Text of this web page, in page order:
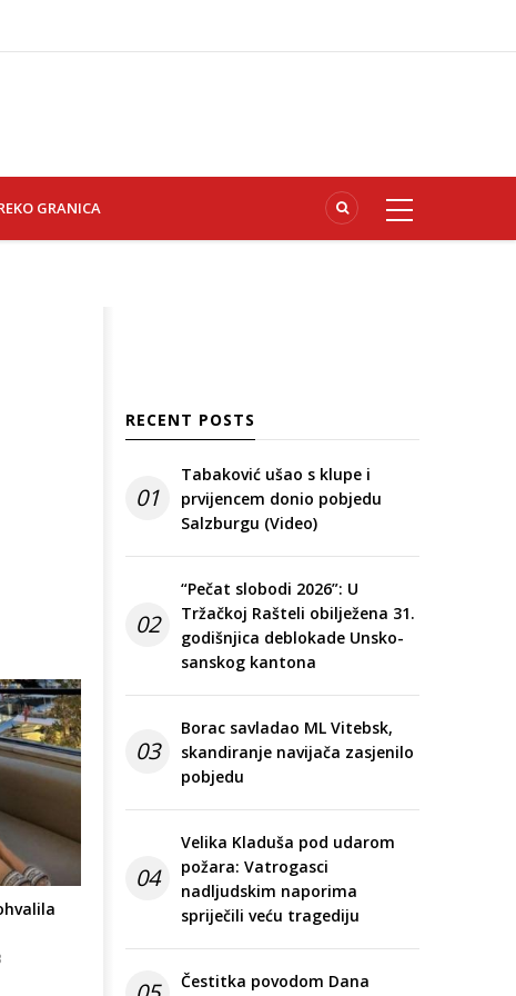
GRANICA
RECENT POSTS
01
Tabaković ušao s klupe i
prvijencem donio pobjedu
Salzburgu (Video)
02
“Pečat slobodi 2026”: U
Tržačkoj Rašteli obilježena 31.
godišnjica deblokade Unsko-
sanskog kantona
03
Borac savladao ML Vitebsk,
skandiranje navijača zasjenilo
pobjedu
04
Velika Kladuša pod udarom
požara: Vatrogasci
nadljudskim naporima
spriječili veću tragediju
Čestitka povodom Dana